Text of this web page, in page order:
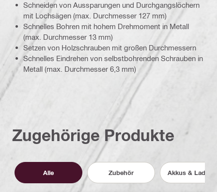
Schneiden von Aussparungen und Durchgangslöchern
mit Lochsägen (max. Durchmesser 127 mm)
Schnelles Bohren mit hohem Drehmoment in Metall
(max. Durchmesser 13 mm)
Setzen von Holzschrauben mit großen Durchmessern
Schnelles Eindrehen von selbstbohrenden Schrauben in
Metall (max. Durchmesser 6,3 mm)
Zugehörige Produkte
Alle Zubehör Akkus &